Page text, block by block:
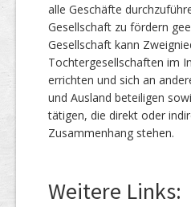
alle Geschäfte
Gesellschaft zu fördern
Gesellschaft kann
Tochtergesellschaften im
errichten und sich an
und Ausland beteiligen
tätigen, die direkt oder
Zusammenhang stehen.
Weitere Links: